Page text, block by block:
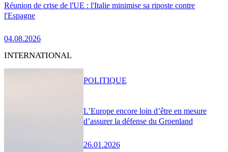
Réunion de crise de l'UE : l'Italie minimise sa riposte contre
l'Espagne
04.08.2026
INTERNATIONAL
L’Europe encore loin d’être en mesure
d’assurer la défense du Groenland
26.01.2026
POLITIQUE